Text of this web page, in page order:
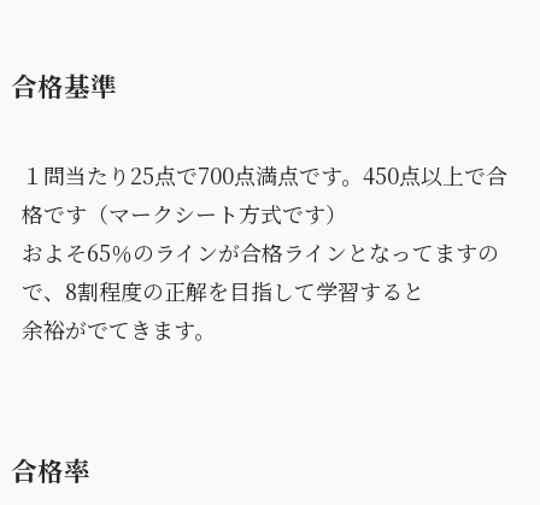
合格基準
１問当たり25点で700点満点です。450点以上で合
格です（マークシート方式です）
およそ65％のラインが合格ラインとなってますの
で、8割程度の正解を目指して学習すると
余裕がでてきます。
合格率